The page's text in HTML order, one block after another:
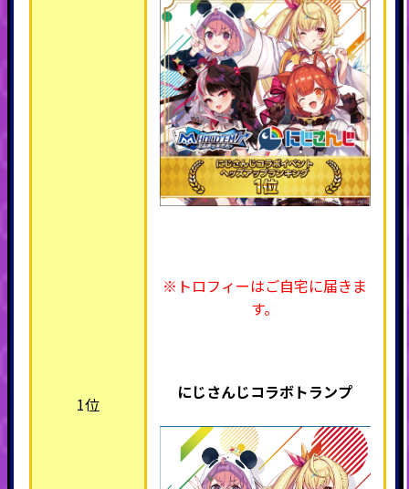
1位
※トロフィーはご自宅に届きま
す。
にじさんじコラボトランプ